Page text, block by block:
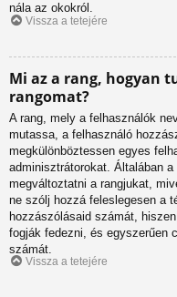
nála az okokról.
Vissza a tetejére
Mi az a rang, hogyan
rangomat?
A rang, mely a felhasználók
mutassa, a felhasználó
megkülönböztessen egyes
adminisztrátorokat. Általában
megváltoztatni a rangjukat,
ne szólj hozzá feleslegesen a
hozzászólásaid számát,
fogják fedezni, és egyszerűen
számát.
Vissza a tetejére